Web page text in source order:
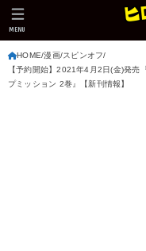
MENU
HOME 漫画 スピンオフ
【予約開始】2021年4月2日(金)発
プミッション 2巻』【新刊情報】